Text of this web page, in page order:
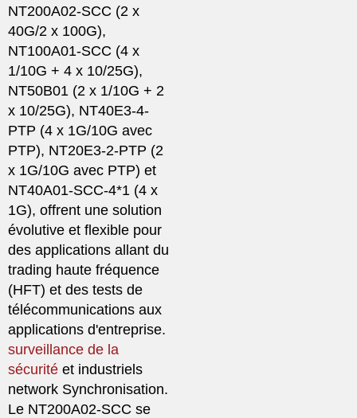
NT200A02-SCC (2 x
40G/2 x 100G),
NT100A01-SCC (4 x
1/10G + 4 x 10/25G),
NT50B01 (2 x 1/10G + 2
x 10/25G), NT40E3-4-
PTP (4 x 1G/10G avec
PTP), NT20E3-2-PTP (2
x 1G/10G avec PTP) et
NT40A01-SCC-4*1 (4 x
1G), offrent une solution
évolutive et flexible pour
des applications allant du
trading haute fréquence
(HFT) et des tests de
télécommunications aux
applications d'entreprise.
surveillance de la
sécurité et industriels
network Synchronisation.
Le NT200A02-SCC se